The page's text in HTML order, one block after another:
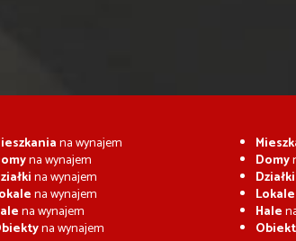
na wynajem
na wynajem
na wynajem
na wynajem
na wynajem
na wynajem
Domy
Działki
Lokale
Hale